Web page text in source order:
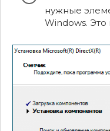
нужные
Windows.